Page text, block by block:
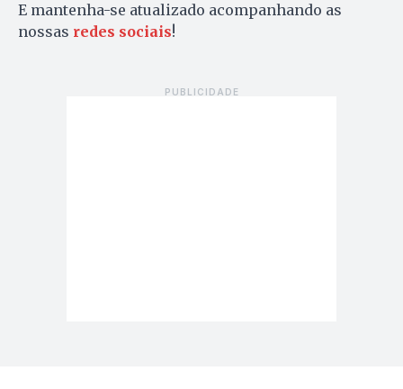
E mantenha-se atualizado acompanhando as
nossas redes sociais!